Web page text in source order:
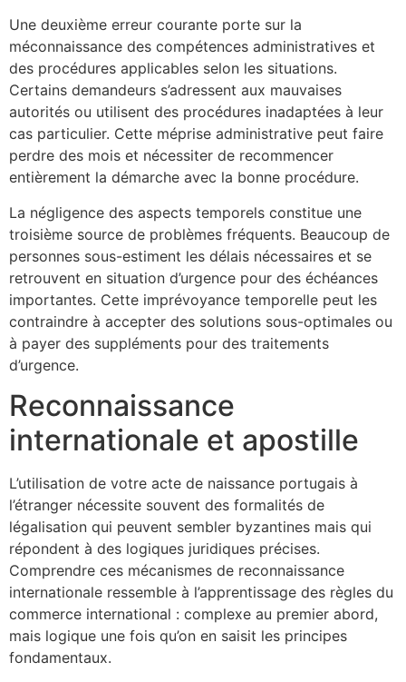
Une deuxième erreur courante porte sur la
méconnaissance des compétences administratives et
des procédures applicables selon les situations.
Certains demandeurs s’adressent aux mauvaises
autorités ou utilisent des procédures inadaptées à leur
cas particulier. Cette méprise administrative peut faire
perdre des mois et nécessiter de recommencer
entièrement la démarche avec la bonne procédure.
La négligence des aspects temporels constitue une
troisième source de problèmes fréquents. Beaucoup de
personnes sous-estiment les délais nécessaires et se
retrouvent en situation d’urgence pour des échéances
importantes. Cette imprévoyance temporelle peut les
contraindre à accepter des solutions sous-optimales ou
à payer des suppléments pour des traitements
d’urgence.
Reconnaissance
internationale et apostille
L’utilisation de votre acte de naissance portugais à
l’étranger nécessite souvent des formalités de
légalisation qui peuvent sembler byzantines mais qui
répondent à des logiques juridiques précises.
Comprendre ces mécanismes de reconnaissance
internationale ressemble à l’apprentissage des règles du
commerce international : complexe au premier abord,
mais logique une fois qu’on en saisit les principes
fondamentaux.